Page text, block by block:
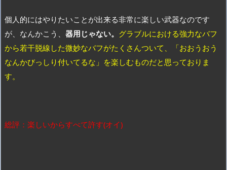
個人的にはやりたいことが出来る非常に楽しい武器なのです
が、なんかこう、 器用じゃない。 グラブルにおける強力なバフ
から若干脱線した微妙なバフがたくさんついて、「おおうおう
なんかびっしり付いてるな」を楽しむものだと思っておりま
す。
総評：楽しいからすべて許す(オイ)